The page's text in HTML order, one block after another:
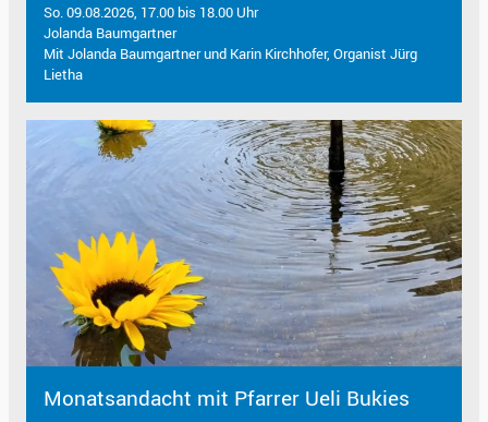
So. 09.08.2026, 17.00 bis 18.00 Uhr
Jolanda Baumgartner
Mit Jolanda Baumgartner und Karin Kirchhofer, Organist Jürg
Lietha
Monatsandacht mit Pfarrer Ueli Bukies